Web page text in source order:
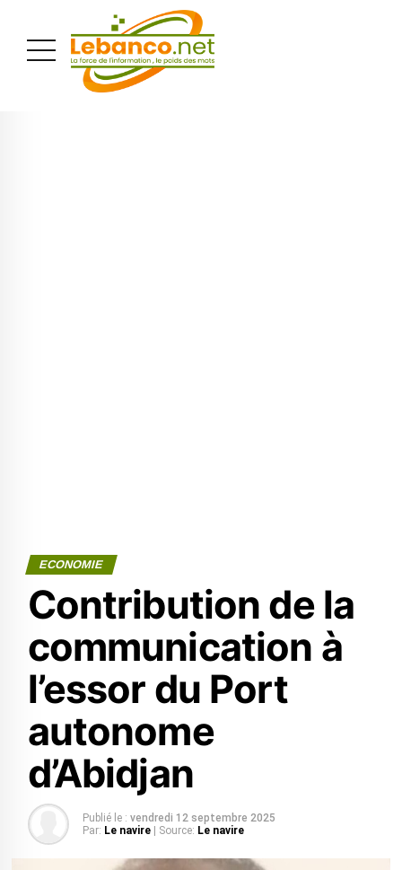
ECONOMIE
Contribution de la
communication à
l’essor du Port
autonome
d’Abidjan
Publié le : vendredi 12 septembre 2025
Par: Le navire | Source: Le navire